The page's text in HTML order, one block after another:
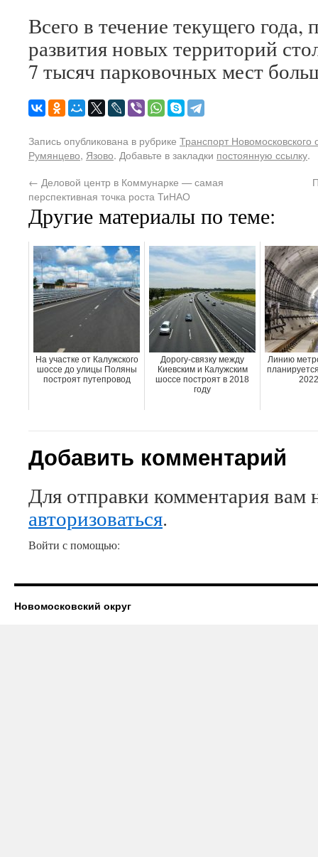
Всего в течение текущего
развития новых территорий
7 тысяч парковочных мест
Запись опубликована в рубрике Транспорт Новомосковского
Румянцево, Язово. Добавьте в закладки постоянную ссылку.
← Деловой центр в Коммунарке — самая
перспективная точка роста ТиНАО
Другие материалы по теме:
На участке от Калужского
шоссе до улицы Поляны
построят путепровод
Дорогу-связку между
Киевским и Калужским
шоссе построят в 2018
году
Линию
Добавить комментарий
Для отправки комментария вам
авторизоваться.
Войти с помощью:
Новомосковский округ